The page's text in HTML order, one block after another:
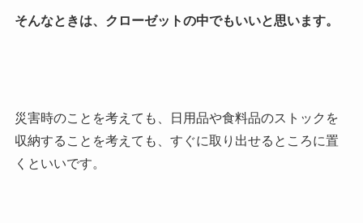
そんなときは、クローゼットの中でもいいと思います。
災害時のことを考えても、日用品や食料品のストックを
収納することを考えても、すぐに取り出せるところに置
くといいです。